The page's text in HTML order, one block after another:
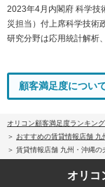
2023年4月内閣府 科学技
災担当）付上席科学技術
研究分野は応用統計解析
顧客満足度につい
オリコン顧客満足度ランキング
おすすめの賃貸情報店舗 九
賃貸情報店舗 九州・沖縄の
オリコ